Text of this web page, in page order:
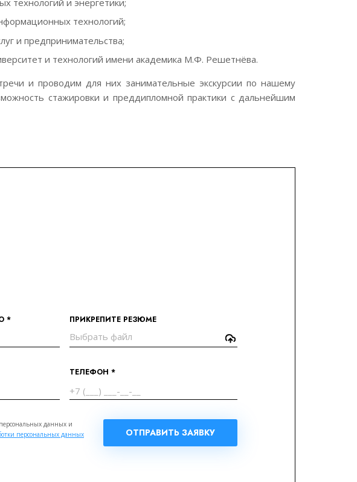
технологий;
и предпринимательства;
и технологий имени академика М.Ф. Решетнёва.
и проводим для них занимательные экскурсии по нашему
стажировки и преддипломной практики с дальнейшим
* ПРИКРЕПИТЕ РЕЗЮМЕ
ТЕЛЕФОН *
данных и
персональных данных ОТПРАВИТЬ ЗАЯВКУ